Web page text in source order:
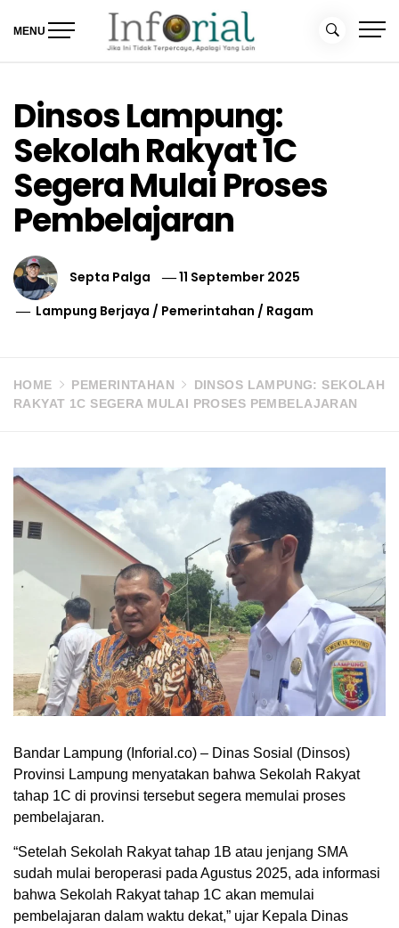
MENU
Dinsos Lampung:
Sekolah Rakyat 1C
Segera Mulai Proses
Pembelajaran
Septa Palga
11 September 2025
Lampung Berjaya / Pemerintahan / Ragam
HOME PEMERINTAHAN
DINSOS LAMPUNG: SEKOLAH
RAKYAT 1C SEGERA MULAI PROSES PEMBELAJARAN
Bandar Lampung (Inforial.co) – Dinas Sosial (Dinsos)
Provinsi Lampung menyatakan bahwa Sekolah Rakyat
tahap 1C di provinsi tersebut segera memulai proses
pembelajaran.
“Setelah Sekolah Rakyat tahap 1B atau jenjang SMA
sudah mulai beroperasi pada Agustus 2025, ada informasi
bahwa Sekolah Rakyat tahap 1C akan memulai
pembelajaran dalam waktu dekat,” ujar Kepala Dinas